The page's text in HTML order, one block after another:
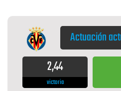
Actuación
2,44
victoria